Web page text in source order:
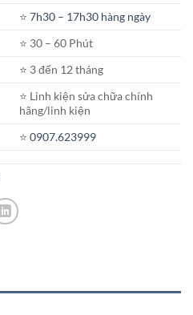
⭐️7h30 – 17h30 hàng ngày
⭐️ 30 – 60 Phút
⭐️ 3 đến 12 tháng
⭐️ Linh kiện sửa chữa chính
hãng/linh kiện
⭐️0907.623999